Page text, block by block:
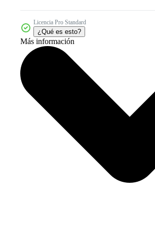
Licencia Pro Standard
¿Qué es esto?
Más información